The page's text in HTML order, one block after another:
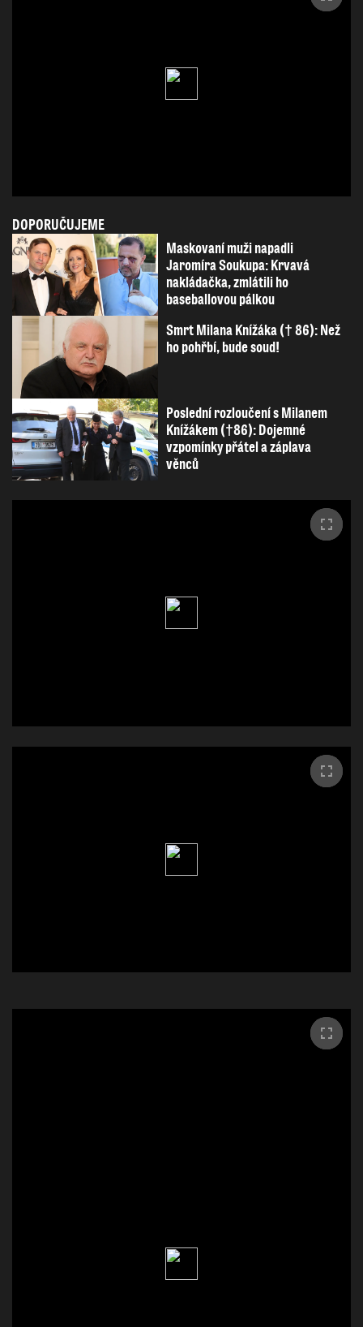
DOPORUČUJEME
Maskovaní muži napadli
Jaromíra Soukupa: Krvavá
nakládačka, zmlátili ho
baseballovou pálkou
Smrt Milana Knížáka († 86): Než
ho pohřbí, bude soud!
Poslední rozloučení s Milanem
Knížákem (†86): Dojemné
vzpomínky přátel a záplava
věnců